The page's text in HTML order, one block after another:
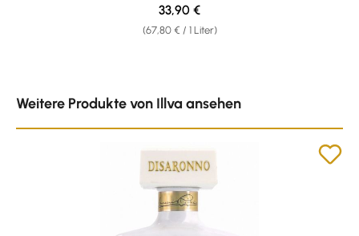
(67,80 € / 1 Liter)
Regulärer Preis:
33,90 €
Weitere Produkte von Illva ansehen